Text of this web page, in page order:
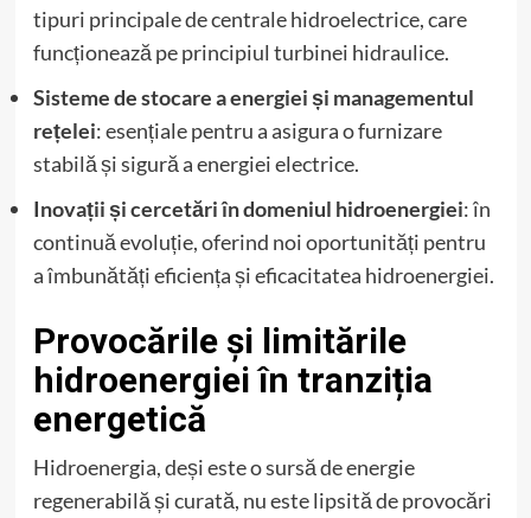
tipuri principale de centrale hidroelectrice, care
funcționează pe principiul turbinei hidraulice.
Sisteme de stocare a energiei și managementul
rețelei: esențiale pentru a asigura o furnizare
stabilă și sigură a energiei electrice.
Inovații și cercetări în domeniul hidroenergiei: în
continuă evoluție, oferind noi oportunități pentru
a îmbunătăți eficiența și eficacitatea hidroenergiei.
Provocările și limitările
hidroenergiei în tranziția
energetică
Hidroenergia, deși este o sursă de energie
regenerabilă și curată, nu este lipsită de provocări